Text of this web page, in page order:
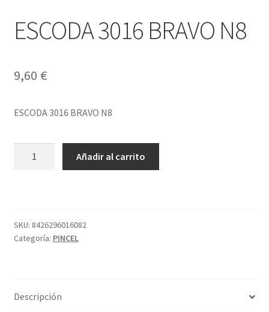
ESCODA 3016 BRAVO N8
9,60 €
ESCODA 3016 BRAVO N8
Añadir al carrito
SKU: 8426296016082
Categoría: PINCEL
Descripción